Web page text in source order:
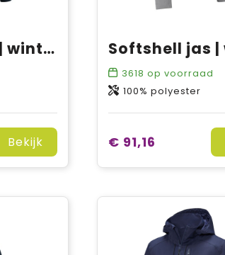
Softshell jas | winter
Bekijk
3618 op voorraad
100% polyester
€ 91,16